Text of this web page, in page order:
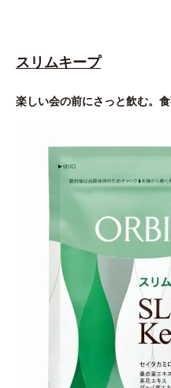
スリムキープ
楽しい会の前にさっと飲む。